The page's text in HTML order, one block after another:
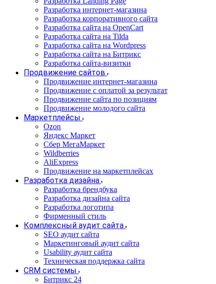
Разработка интернет-магазина
Разработка корпоративного сайта
Разработка сайта на OpenCart
Разработка сайта на Tilda
Разработка сайта на Wordpress
Разработка сайта на Битрикс
Разработка сайта-визитки
Продвижение сайтов
Продвижение интернет-магазина
Продвижение с оплатой за результат
Продвижение сайта по позициям
Продвижение молодого сайта
Маркетплейсы
Ozon
Яндекс Маркет
Сбер МегаМаркет
Wildberries
AliExpress
Продвижение на маркетплейсах
Разработка дизайна
Разработка брендбука
Разработка дизайна сайта
Разработка логотипа
Фирменный стиль
Комплексный аудит сайта
SEO аудит сайта
Маркетинговый аудит сайта
Usability аудит сайта
Техническая поддержка сайта
CRM системы
Битрикс 24